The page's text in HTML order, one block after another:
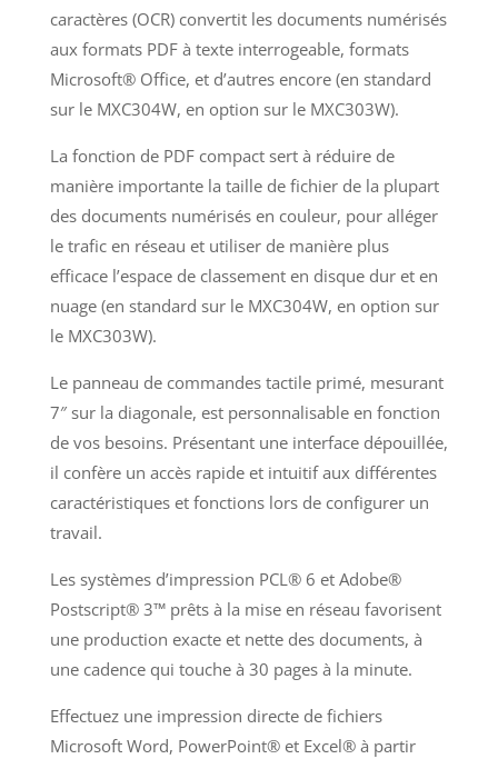
caractères (OCR) convertit les documents numérisés
aux formats PDF à texte interrogeable, formats
Microsoft® Office, et d’autres encore (en standard
sur le MXC304W, en option sur le MXC303W).
La fonction de PDF compact sert à réduire de
manière importante la taille de fichier de la plupart
des documents numérisés en couleur, pour alléger
le trafic en réseau et utiliser de manière plus
efficace l’espace de classement en disque dur et en
nuage (en standard sur le MXC304W, en option sur
le MXC303W).
Le panneau de commandes tactile primé, mesurant
7″ sur la diagonale, est personnalisable en fonction
de vos besoins. Présentant une interface dépouillée,
il confère un accès rapide et intuitif aux différentes
caractéristiques et fonctions lors de configurer un
travail.
Les systèmes d’impression PCL® 6 et Adobe®
Postscript® 3™ prêts à la mise en réseau favorisent
une production exacte et nette des documents, à
une cadence qui touche à 30 pages à la minute.
Effectuez une impression directe de fichiers
Microsoft Word, PowerPoint® et Excel® à partir